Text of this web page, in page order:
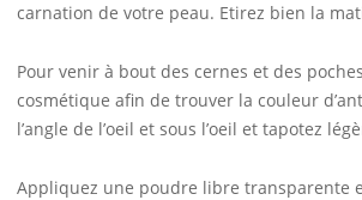
carnation de votre peau. Etirez bien la
Pour venir à bout des cernes et des
cosmétique afin de trouver la couleur
l’angle de l’oeil et sous l’oeil et tapotez
Appliquez une poudre libre transparente